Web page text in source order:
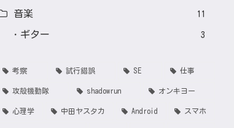
音楽 11
ギター 3
考察 試行錯誤 SE 仕事
攻殻機動隊 shadowrun オンキヨー
心理学 中田ヤスタカ Android スマホ